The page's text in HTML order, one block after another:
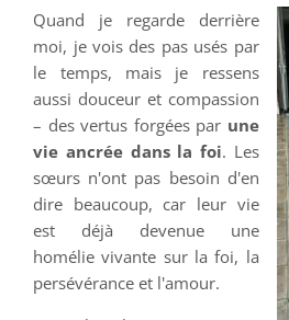
Quand je regarde derrière
moi, je vois des pas usés par
le temps, mais je ressens
aussi douceur et compassion
– des vertus forgées par une
vie ancrée dans la foi. Les
sœurs n'ont pas besoin d'en
dire beaucoup, car leur vie
est déjà devenue une
homélie vivante sur la foi, la
persévérance et l'amour.